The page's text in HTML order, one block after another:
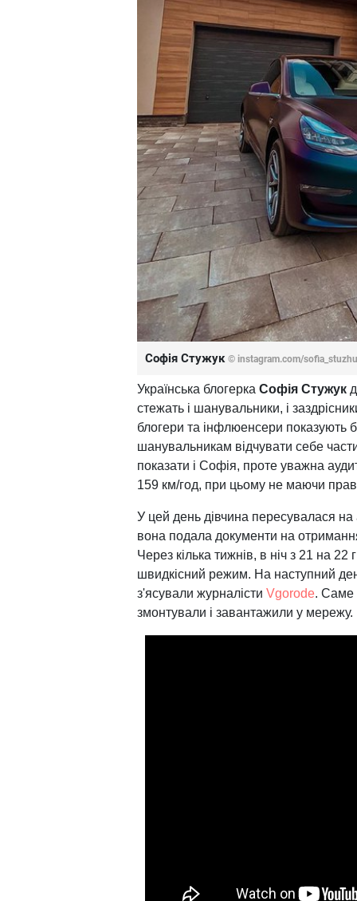
Софія Стужук © instagram.com/
Українська блогерка Софія Стужук
стежать і шанувальники, і
блогери та інфлюенсери показують
шанувальникам відчувати себе
показати і Софія, проте уважна
159 км/год, при цьому не маючи
У цей день дівчина пересувалася
вона подала документи на
Через кілька тижнів, в ніч з 21 на
швидкісний режим. На наступний
з'ясували журналісти Vgorode. Саме
змонтували і завантажили у мережу.